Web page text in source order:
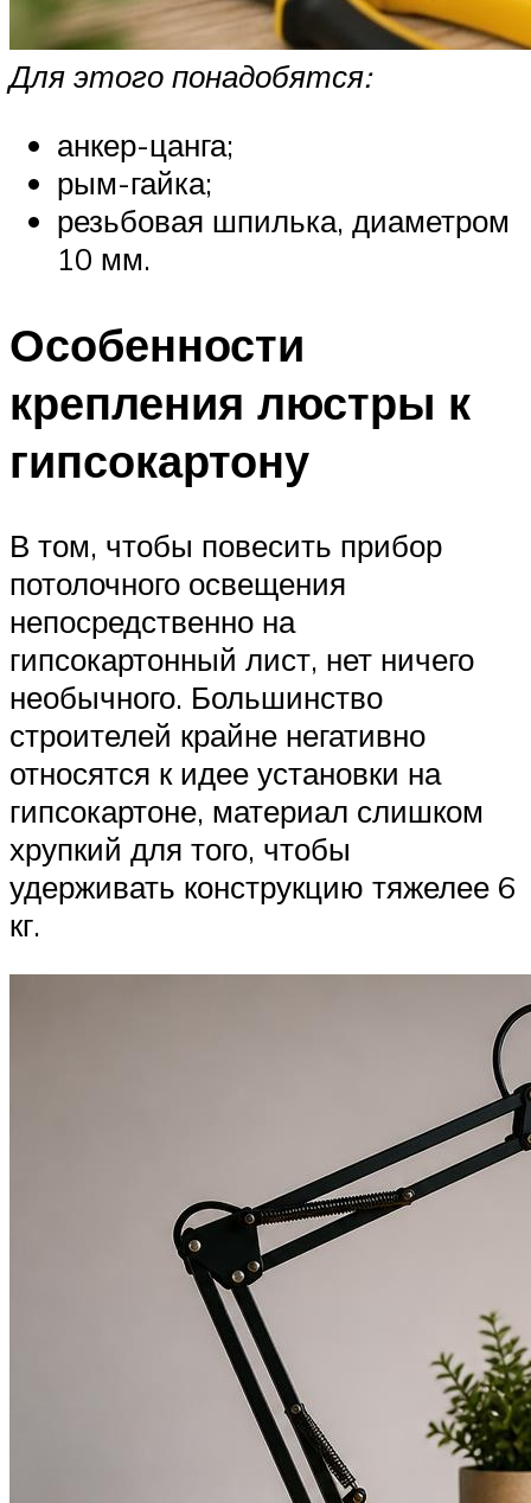
Для этого понадобятся:
анкер-цанга;
рым-гайка;
резьбовая шпилька, диаметром
10 мм.
Особенности
крепления люстры к
гипсокартону
В том, чтобы повесить прибор
потолочного освещения
непосредственно на
гипсокартонный лист, нет ничего
необычного. Большинство
строителей крайне негативно
относятся к идее установки на
гипсокартоне, материал слишком
хрупкий для того, чтобы
удерживать конструкцию тяжелее 6
кг.